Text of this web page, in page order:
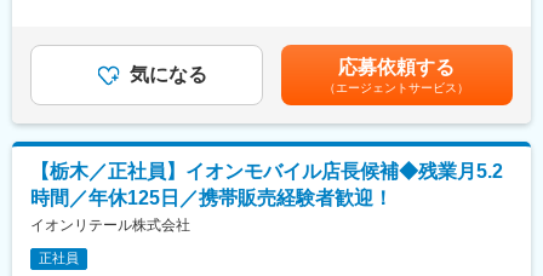
車検整備指定工場、鈑金工場も併設しており、車の事は全てを扱
う会社です。車の買取り・解体・再生・再利用化・販売までワン
ストップで対応しているため、顧客から評価を頂いております。
車関連の福利厚生も充実しており、社内のガソリン給油ステーシ
ョンを安価で利用できる他、自動車部品の購入、タイヤ交換、オ
イル交換、車検整備など、社割価格で利用可能です。
※マフラーやプラスチック部品、配線関係など重量物はフォークリ
フトやクレーンを使用します。自動車解体のほとんどは専用の重
機で行いますので体の負担なく働くことができる。
リサイクル業種は、3Kのイメージを持たれると思いますが、当社
はきれいな屋内での作業です。
■入社後の流れ：
まずは先輩社員の指示のもと作業を行い、徐々に業務に慣れてい
きます。
選考を通じて上下する可能性があります。月給(月額)は固定手当を
含めた表記です。
気になる 応募依頼する
（エージェントサービス）
【栃木／正社員】イオンモバイル店長候補◆残業月5.2
時間／年休125日／携帯販売経験者歓迎！
イオンリテール株式会社
正社員